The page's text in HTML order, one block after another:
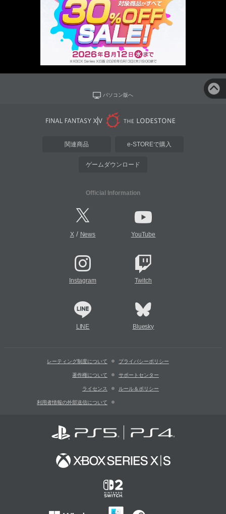
パソコン版へ
関連商品 e-STOREで購入
ゲームダウンロード
Official Information
X/ News YouTube
Instagram Twitch
LINE Bluesky
レーティング制度について プライバシーポリシー
著作権について サポートセンター
ライセンス ルール＆ポリシー
利用者情報の外部送信について